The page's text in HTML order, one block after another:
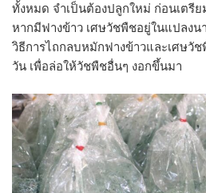
ทั้งหมด จำเป็นต้องปลูกใหม่ ก่อนเตรี
หากมีฟางข้าว เศษวัชพืชอยู่ในแปลงน
วิธีการไถกลบหมักฟางข้าวและเศษวั
วัน เพื่อล่อให้วัชพืชอื่นๆ งอกขึ้นมา